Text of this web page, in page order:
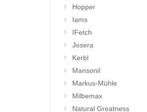
Hopper
Iams
IFetch
Josera
Kerbl
Mansonil
Markus-Mühle
Milbemax
Natural Greatness